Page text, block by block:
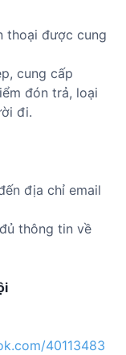
thoại được cung
cung cấp
đón trả, loại
đi.
địa chỉ email
thông tin về
40113483